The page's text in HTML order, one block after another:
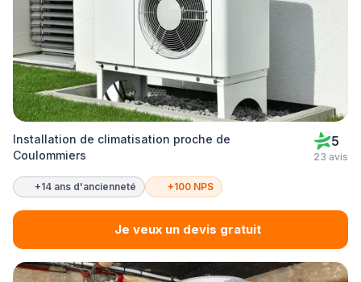
Installation de climatisation proche de
Coulommiers
5
23 avis
+14 ans d'ancienneté +100 NPS
Je veux un devis gratuit